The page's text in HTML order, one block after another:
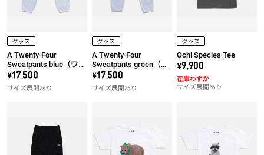
グッズ
A Twenty-Four
Sweatpants blue（ワッ
ペン左）
\17,500
サイズ展開あり
グッズ
A Twenty-Four
Sweatpants green（ワ
ッペン左）
\17,500
サイズ展開あり
グッズ
Ochi Species Tee
\9,900
サイズ展開あり
在庫わずか